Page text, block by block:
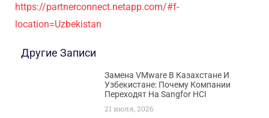
https://partnerconnect.netapp.com/#f-
location=Uzbekistan
Другие Записи
Замена VMware В Казахстане И
Узбекистане: Почему Компании
Переходят На Sangfor HCI
21 июля, 2026